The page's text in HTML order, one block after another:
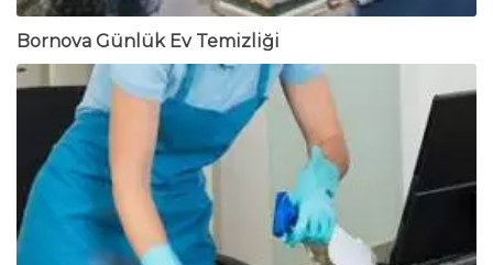
Bornova Günlük Ev Temizliği